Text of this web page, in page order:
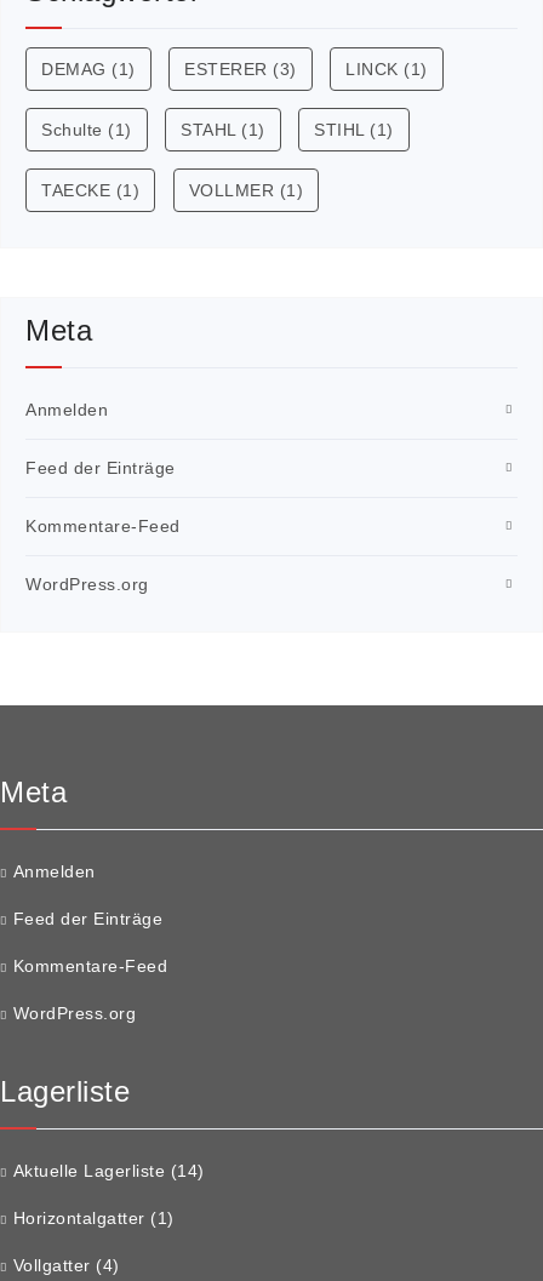
DEMAG (1) ESTERER (3) LINCK (1)
Schulte (1) STAHL (1) STIHL (1)
TAECKE (1) VOLLMER (1)
Meta
Anmelden
Feed der Einträge
Kommentare-Feed
WordPress.org
Meta
Anmelden
Feed der Einträge
Kommentare-Feed
WordPress.org
Lagerliste
Aktuelle Lagerliste (14)
Horizontalgatter (1)
Vollgatter (4)